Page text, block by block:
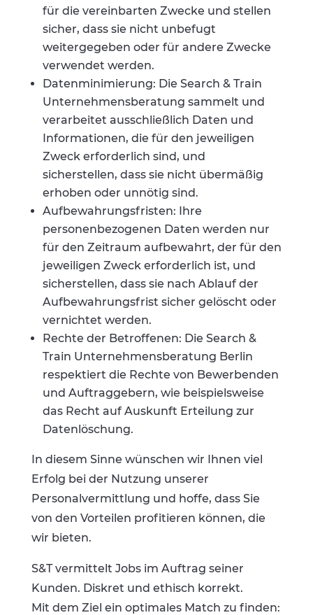
für die vereinbarten Zwecke und stellen
sicher, dass sie nicht unbefugt
weitergegeben oder für andere Zwecke
verwendet werden.
Datenminimierung: Die Search & Train
Unternehmensberatung sammelt und
verarbeitet ausschließlich Daten und
Informationen, die für den jeweiligen
Zweck erforderlich sind, und
sicherstellen, dass sie nicht übermäßig
erhoben oder unnötig sind.
Aufbewahrungsfristen: Ihre
personenbezogenen Daten werden nur
für den Zeitraum aufbewahrt, der für den
jeweiligen Zweck erforderlich ist, und
sicherstellen, dass sie nach Ablauf der
Aufbewahrungsfrist sicher gelöscht oder
vernichtet werden.
Rechte der Betroffenen: Die Search &
Train Unternehmensberatung Berlin
respektiert die Rechte von Bewerbenden
und Auftraggebern, wie beispielsweise
das Recht auf Auskunft Erteilung zur
Datenlöschung.
In diesem Sinne wünschen wir Ihnen viel
Erfolg bei der Nutzung unserer
Personalvermittlung und hoffe, dass Sie
von den Vorteilen profitieren können, die
wir bieten.
S&T vermittelt Jobs im Auftrag seiner
Kunden. Diskret und ethisch korrekt.
Mit dem Ziel ein optimales Match zu finden: